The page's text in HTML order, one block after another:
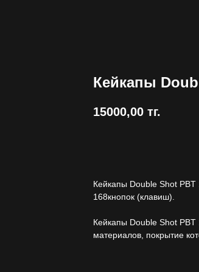
Кейкапы
15000,00 тг.
Кейкапы Double Shot PBT
168кнопок (клавиш).
Кейкапы Double Shot
материалов, покрытие